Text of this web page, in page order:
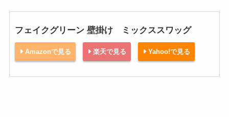
フェイクグリーン 壁掛け ミックススワッグ
Amazonで見る 楽天で見る Yahoo!で見る